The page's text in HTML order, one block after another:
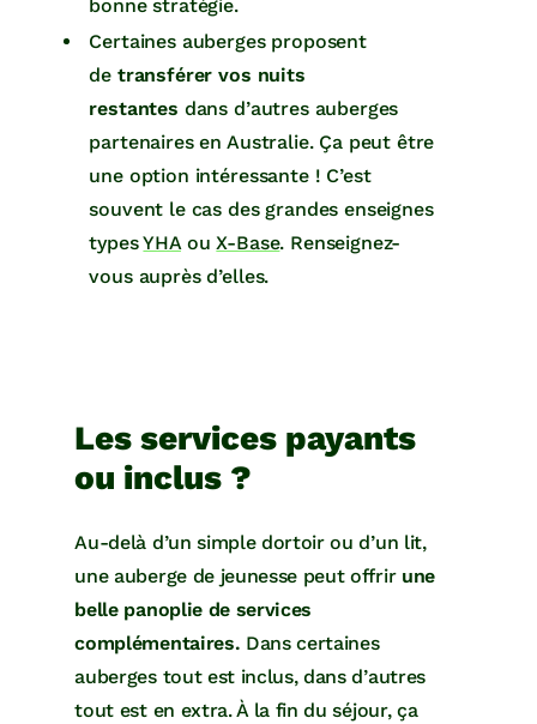
bonne stratégie.
Certaines auberges proposent
de transférer vos nuits
restantes dans d’autres auberges
partenaires en Australie. Ça peut être
une option intéressante ! C’est
souvent le cas des grandes enseignes
typesYHAouX-Base. Renseignez-
vous auprès d’elles.
Les services payants
ou inclus ?
Au-delà d’un simple dortoir ou d’un lit,
une auberge de jeunesse peut offrir une
belle panoplie de services
complémentaires. Dans certaines
auberges tout est inclus, dans d’autres
tout est en extra. À la fin du séjour, ça